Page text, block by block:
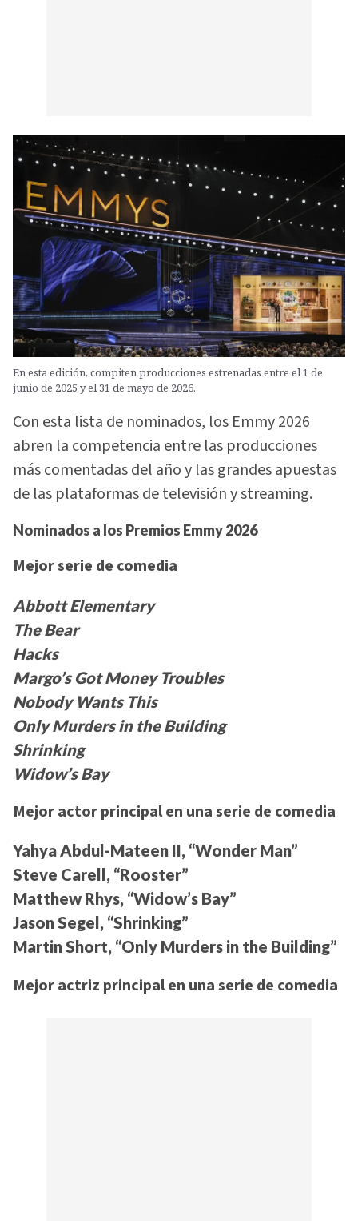
En esta edición, compiten producciones estrenadas entre el 1 de
junio de 2025 y el 31 de mayo de 2026.
Con esta lista de nominados, los Emmy 2026
abren la competencia entre las producciones
más comentadas del año y las grandes apuestas
de las plataformas de televisión y streaming.
Nominados a los Premios Emmy 2026
Mejor serie de comedia
Abbott Elementary
The Bear
Hacks
Margo’s Got Money Troubles
Nobody Wants This
Only Murders in the Building
Shrinking
Widow’s Bay
Mejor actor principal en una serie de comedia
Yahya Abdul-Mateen II, “Wonder Man”
Steve Carell, “Rooster”
Matthew Rhys, “Widow’s Bay”
Jason Segel, “Shrinking”
Martin Short, “Only Murders in the Building”
Mejor actriz principal en una serie de comedia